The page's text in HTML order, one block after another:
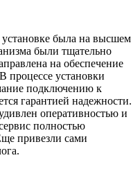
была на высшем
были тщательно
на обеспечение
процессе установки
подключению к
гарантией надежности.
оперативностью и
полностью
привезли сами